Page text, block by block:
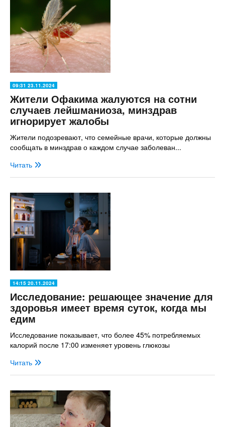
09:31 23.11.2024
Жители Офакима жалуются на сотни
случаев лейшманиоза, минздрав
игнорирует жалобы
Жители подозревают, что семейные врачи, которые должны
сообщать в минздрав о каждом случае заболеван...
Читать
14:15 20.11.2024
Исследование: решающее значение для
здоровья имеет время суток, когда мы
едим
Исследование показывает, что более 45% потребляемых
калорий после 17:00 изменяет уровень глюкозы
Читать